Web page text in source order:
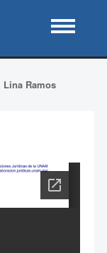
Lina Ramos